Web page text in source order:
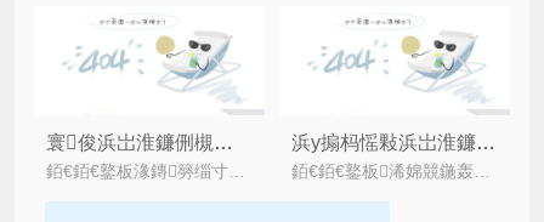
寰俊浜岀淮鐮侀槻浼爣绛撅紝鏂逛究鐢ㄦ埛璇嗗埆
銆€銆€鐜板湪鏄簩缁寸爜闃蹭吉杩愮敤鍏徃鐨勫鍔?杩欐槸寰俊鐨勭柧閫熷彂灞?鐩墠6.5浜垮井淇＄殑鐢ㄦ埛,浜ら檯鏄浗鍐呬竴澶т氦
浜у搧杩愮敤浜岀淮鐮侀槻浼爣绛惧彲浠ュ甫鏉ヤ粈涔堜紭鍔垮ソ澶勶紵
銆€銆€鐜板浠婂競鍦轰笂鏈夌潃涓嶅皯鐨勫亣鍐掍吉鍔ｄ骇鍝侊紝涓轰簡鍑忓皯鍋囧啋浼姡浜у搧鍦ㄥ競鍦轰笂鐨勬祦閫氾紝涓轰簡鏇村ソ鐨勭淮鎶ゆ秷璐?/i>